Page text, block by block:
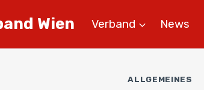
Wien Verband News
ALLGEMEINES